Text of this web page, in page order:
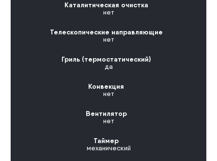
Каталитическая очистка
нет
Телескопические направляющие
нет
Гриль (термостатический)
да
Конвекция
нет
Вентилятор
нет
Таймер
механический